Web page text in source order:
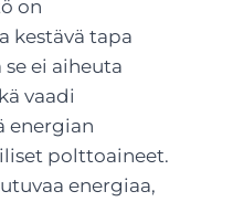
on
kestävä tapa
ei aiheuta
vaadi
energian
polttoaineet.
energiaa,